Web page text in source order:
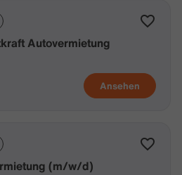
Ansehen
Autovermietung
(m/w/d)